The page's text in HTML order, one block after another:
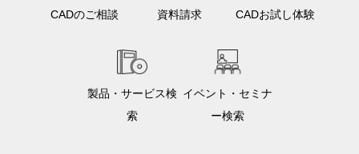
CADのご相談 資料請求 CADお試し体験
製品・サービス検
索
イベント・セミナ
ー検索